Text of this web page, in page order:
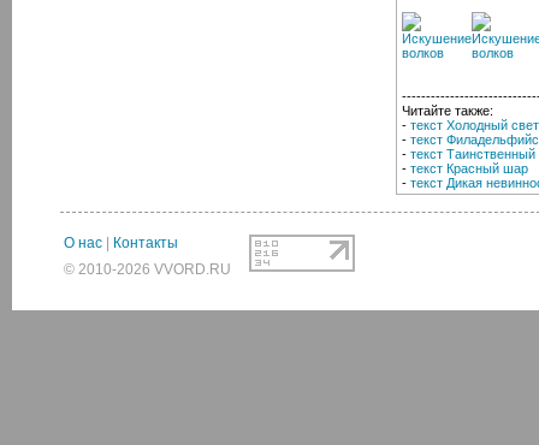
Читайте также:
- текст Холодный свет
- текст
- текст
- текст Красный шар
- текст Дикая
О нас
Контакты
© 2010-2026 VVORD.RU